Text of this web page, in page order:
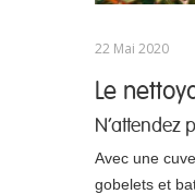
22 Mai 2020
Le
N'attendez
Avec une
gobelets et